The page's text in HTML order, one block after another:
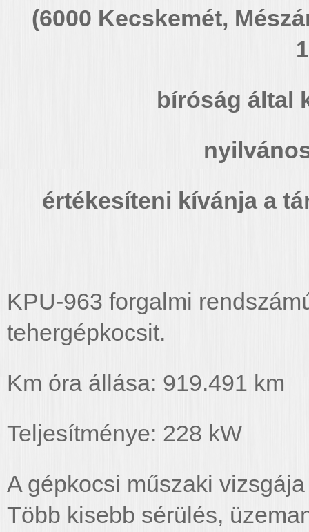
(6000 Kecskemét,
bíróság által
értékesíteni kívánja a
KPU-963 forgalmi
tehergépkocsit.
Km óra állása: 919.491 km
Teljesítménye: 228 kW
A gépkocsi műszaki
Több kisebb sérülés,